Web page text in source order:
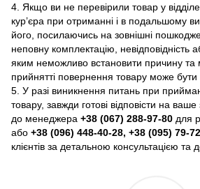
4. Якщо ви не перевірили товар у
кур’єра при отриманні і в подальшому
його, посилаючись на зовнішні
неповну комплектацію, невідповідність
яким неможливо встановити причину
прийнятті повернення товару може бути
5. У разі виникнення питань при
товару, завжди готові відповісти на
до менеджера +38 (067) 288-97-80 для
або +38 (096) 448-40-28, +38 (095) 79-
клієнтів за детальною консультацією та